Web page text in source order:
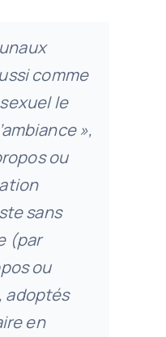
comme
le
»,
ou
sans
(par
ou
adoptés
en